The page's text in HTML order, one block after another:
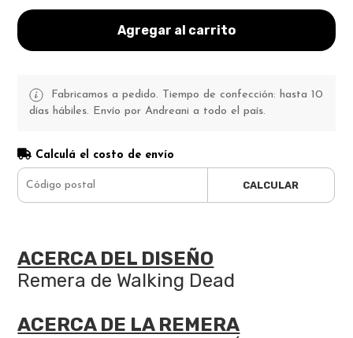
Agregar al carrito
Fabricamos a pedido. Tiempo de confección: hasta 10
días hábiles. Envío por Andreani a todo el país.
Calculá el costo de envío
CALCULAR
ACERCA DEL DISEÑO
Remera de Walking Dead
ACERCA DE LA REMERA